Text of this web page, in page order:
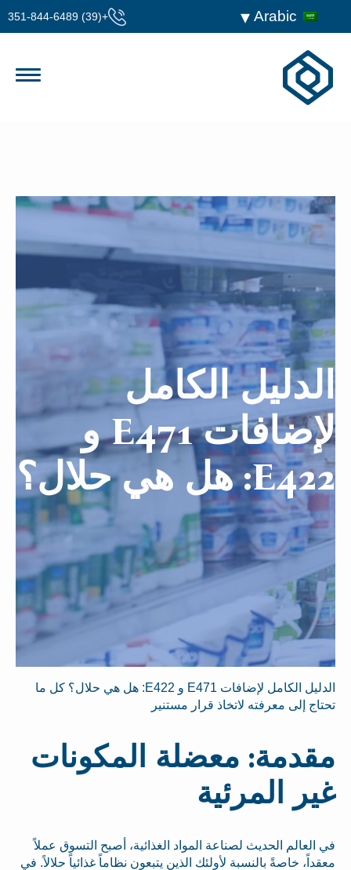
+(39) 351-844-6489
الدليل الكامل
لإضافات E471 و
E422: هل هي حلال؟
الدليل الكامل لإضافات E471 و E422: هل هي حلال؟ كل ما
تحتاج إلى معرفته لاتخاذ قرار مستنير
مقدمة: معضلة المكونات
غير المرئية
في العالم الحديث لصناعة المواد الغذائية، أصبح التسوق عملاً
معقداً، خاصةً بالنسبة لأولئك الذين يتبعون نظاماً غذائياً حلالاً. في